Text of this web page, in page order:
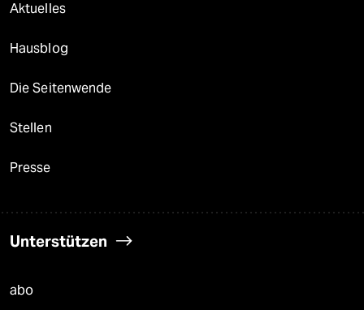
Aktuelles
Hausblog
Die Seitenwende
Stellen
Presse
Unterstützen
abo